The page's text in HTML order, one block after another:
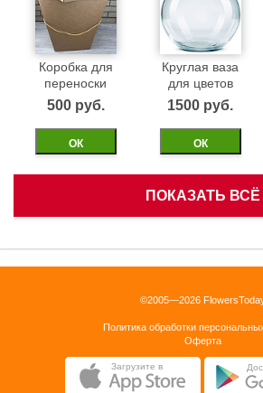
Коробка для
переноски
500 pуб.
ОК
Круглая ваза
для цветов
1500 pуб.
ОК
коробка 40см
ОК
ПОКАЗАТЬ ВСЁ
©2005—2026
Политика обработки
Оферта
Загрузите в